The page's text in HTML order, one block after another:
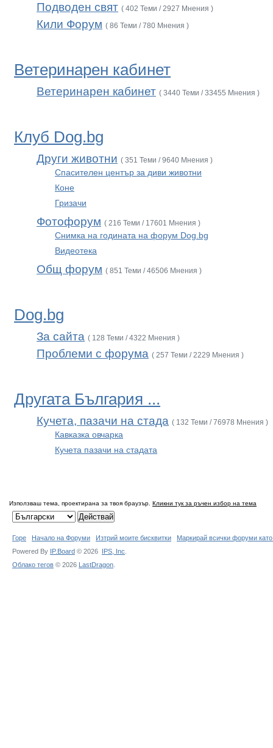
Подводен свят ( 402 Теми / 2927 Мнения )
Кили Форум ( 86 Теми / 780 Мнения )
Ветеринарен кабинет
Ветеринарен кабинет ( 3440 Теми / 33455 Мнения )
Клуб Dog.bg
Други животни ( 351 Теми / 9640 Мнения )
Спасителен център за диви животни
Коне
Гризачи
Фотофорум ( 216 Теми / 17601 Мнения )
Снимка на годината на форум Dog.bg
Видеотека
Общ форум ( 851 Теми / 46506 Мнения )
Dog.bg
За сайта ( 128 Теми / 4322 Мнения )
Проблеми с форума ( 257 Теми / 2229 Мнения )
Другата България ...
Кучета, пазачи на стада ( 132 Теми / 76978 Мнения )
Кавказка овчарка
Кучета пазачи на стадата
Използваш тема, проектирана за твоя браузър. Кликни тук за ръчен избор на тема
Горе Начало на Форуми Изтрий моите бисквитки
Маркирай всички форуми
Powered By IP.Board © 2026 IPS, Inc
Облако тегов © 2026 LastDragon